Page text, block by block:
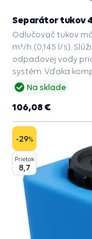
Na sklade
Separátor tukov
Odlučovač tukov
m³/h (0,145 l/s).
odpadovej vody
systém. Vďaka
domácnostiach,
106,08 €
-29%
Prietok
8,7